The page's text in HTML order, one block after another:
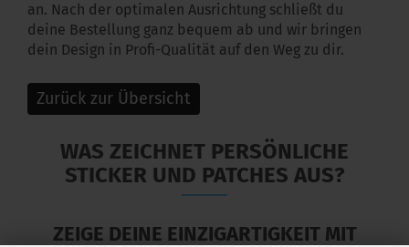
an. Nach der optimalen Ausrichtung schließt du
deine Bestellung ganz bequem ab und wir bringen
dein Design in Profi-Qualität auf den Weg zu dir.
Zurück zur Übersicht
WAS ZEICHNET PERSÖNLICHE
STICKER UND PATCHES AUS?
ZEIGE DEINE EINZIGARTIGKEIT MIT